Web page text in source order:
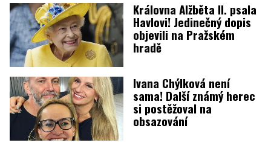
Královna Alžběta II. psala
Havlovi! Jedinečný dopis
objevili na Pražském
hradě
Ivana Chýlková není
sama! Další známý herec
si postěžoval na
obsazování